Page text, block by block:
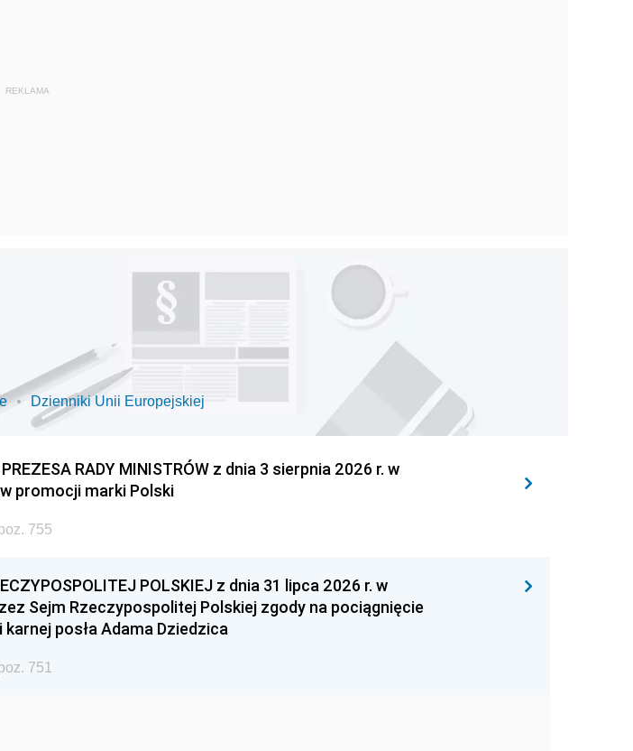
Dzienniki Unii Europejskiej
RADY MINISTRÓW z dnia 3 sierpnia 2026 r. w
promocji marki Polski
755
POLSKIEJ z dnia 31 lipca 2026 r. w
Sejm Rzeczypospolitej Polskiej zgody na pociągnięcie
posła Adama Dziedzica
751